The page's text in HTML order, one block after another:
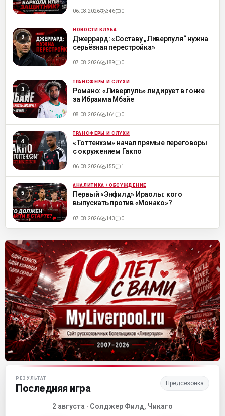
06.08.2026 346 0
ML НОВОСТИ КЛУБА
Джеррард: «Составу „Ливерпуля“ нужна
серьёзная перестройка»
07.08.2026 189 0
ML ТРАНСФЕРЫ И СЛУХИ
Романо: «Ливерпуль» лидирует в гонке
за Ибраима Мбайе
08.08.2026 164 0
ML ТРАНСФЕРЫ И СЛУХИ
«Тоттенхэм» начал прямые переговоры
с окружением Гакпо
06.08.2026 155 1
ML АНАЛИТИКА / ОБСУЖДЕНИЕ
Первый «Энфилд» Ираолы: кого
выпускать против «Монако»?
07.08.2026 143 0
Матч-центр «Ливерпуля»
РЕЗУЛЬТАТ
Последняя игра Предсезонка
2 августа · Солджер Филд, Чикаго